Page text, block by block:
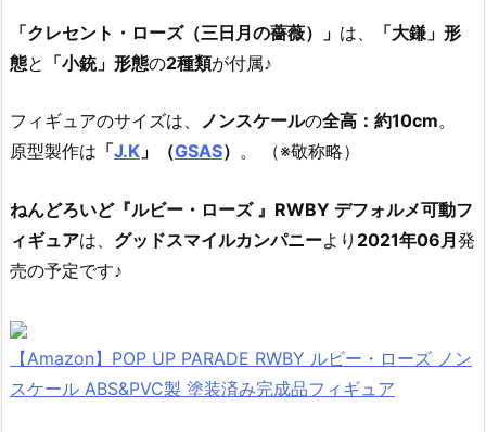
「クレセント・ローズ（三日月の薔薇）」 は、
「大鎌」形
態と 「小銃」形態の2種類が付属♪
フィギュアのサイズは、 ノンスケールの全高：約10cm。
原型製作は 「J.K 」（GSAS） 。 （※敬称略）
ねんどろいど『ルビー・ローズ 』RWBY デフォルメ可動フ
ィギュアは、 グッドスマイルカンパニーより 2021年06月発
売の予定です♪
【Amazon】POP UP PARADE RWBY ルビー・ローズ ノン
スケール ABS&PVC製 塗装済み完成品フィギュア